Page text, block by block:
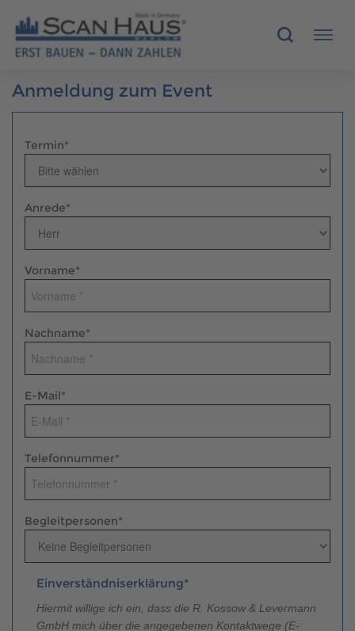
MUSTERHÄUSER
SCANHAUS-VORTEILE
ÜBER UNS
KONTAKT
Brauchen Sie Hilfe?
038221 4000
MUSTERHAUS FINDEN
Anmeldung zum Event
Termin*
Anrede*
Vorname*
Nachname*
E-Mail*
Telefonnummer*
Begleitpersonen*
Einverständniserklärung*
Hiermit willige ich ein, dass die R. Kossow & Levermann
GmbH mich über die angegebenen Kontaktwege (E-